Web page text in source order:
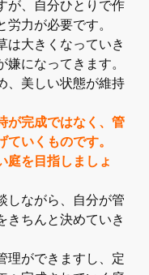
が、自分ひとりで作
力が必要です。
は大きくなっていき
になってきます。
、美しい状態が維持
が完成ではなく、管
いくものです。
庭を目指しましょ
しながら、自分が管
きちんと決めていき
理ができますし、定